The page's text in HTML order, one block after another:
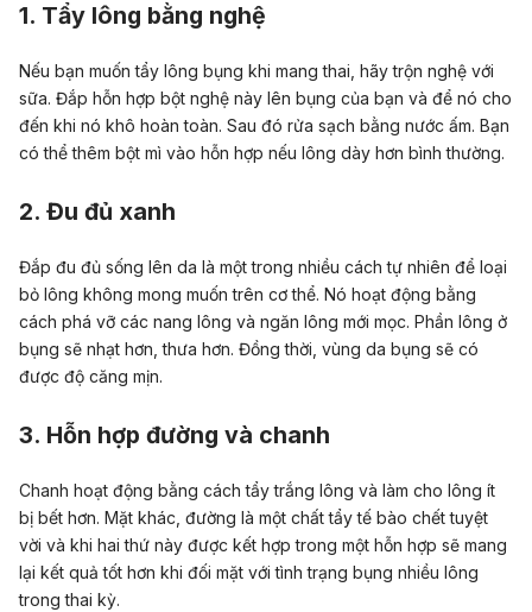
1. Tẩy lông bằng nghệ
Nếu bạn muốn tẩy lông bụng khi mang thai, hãy trộn nghệ với
sữa. Đắp hỗn hợp bột nghệ này lên bụng của bạn và để nó cho
đến khi nó khô hoàn toàn. Sau đó rửa sạch bằng nước ấm. Bạn
có thể thêm bột mì vào hỗn hợp nếu lông dày hơn bình thường.
2. Đu đủ xanh
Đắp đu đủ sống lên da là một trong nhiều cách tự nhiên để loại
bỏ lông không mong muốn trên cơ thể. Nó hoạt động bằng
cách phá vỡ các nang lông và ngăn lông mới mọc. Phần lông ở
bụng sẽ nhạt hơn, thưa hơn. Đồng thời, vùng da bụng sẽ có
được độ căng mịn.
3. Hỗn hợp đường và chanh
Chanh hoạt động bằng cách tẩy trắng lông và làm cho lông ít
bị bết hơn. Mặt khác, đường là một chất tẩy tế bào chết tuyệt
vời và khi hai thứ này được kết hợp trong một hỗn hợp sẽ mang
lại kết quả tốt hơn khi đối mặt với tình trạng bụng nhiều lông
trong thai kỳ.